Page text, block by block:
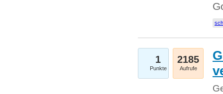
1
Punkte
2185
Aufrufe